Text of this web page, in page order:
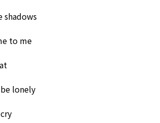
shadows
to me
lonely